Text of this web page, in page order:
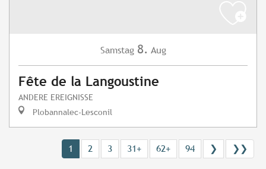
Samstag 8. Aug
Fête de la Langoustine
ANDERE EREIGNISSE
Plobannalec-Lesconil
1 2 3 31+ 62+ 94 ❯ ❯❯